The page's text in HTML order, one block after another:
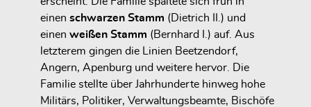
einen schwarzen Stamm (Dietrich II.) und
einen weißen Stamm (Bernhard I.) auf. Aus
letzterem gingen die Linien Beetzendorf,
Angern, Apenburg und weitere hervor. Die
Familie stellte über Jahrhunderte hinweg hohe
Militärs, Politiker, Verwaltungsbeamte, Bischöfe